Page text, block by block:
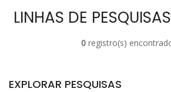
LINHAS DE
0registro(s)
EXPLORAR PESQUISAS